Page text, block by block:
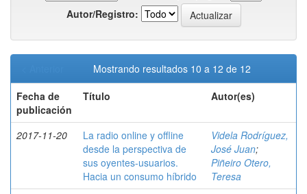
Autor/Registro:
Mostrando resultados 10 a 12 de 12
Fecha de
publicación
Título Autor(es)
2017-11-20
La radio online y offline
desde la perspectiva de
sus oyentes-usuarios.
Hacia un consumo híbrido
Videla Rodríguez,
José Juan;
Piñeiro Otero,
Teresa